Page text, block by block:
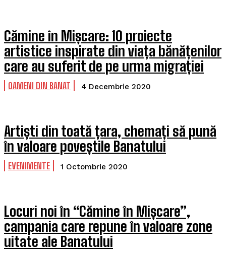
Cămine în Mișcare: 10 proiecte
artistice inspirate din viața bănățenilor
care au suferit de pe urma migrației
OAMENI DIN BANAT 4 Decembrie 2020
Artiști din toată țara, chemați să pună
în valoare poveștile Banatului
EVENIMENTE 1 Octombrie 2020
Locuri noi în “Cămine în Mișcare”,
campania care repune în valoare zone
uitate ale Banatului